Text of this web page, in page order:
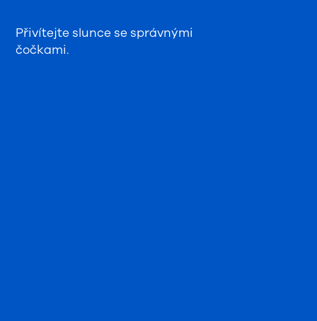
Přivítejte slunce se správnými
čočkami.